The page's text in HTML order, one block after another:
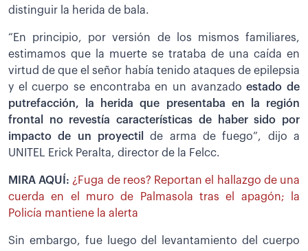
distinguir la herida de bala.
“En principio, por versión de los mismos familiares,
estimamos que la muerte se trataba de una caída en
virtud de que el señor había tenido ataques de epilepsia
y el cuerpo se encontraba en un avanzadoestado de
putrefacción, la herida que presentaba en la región
frontal no revestía características de haber sido por
impacto de un proyectil
de arma de fuego”, dijo a
UNITEL Erick Peralta, director de la Felcc.
MIRA AQUÍ:¿Fuga de reos? Reportan el hallazgo de una
cuerda en el muro de Palmasola tras el apagón; la
Policía mantiene la alerta
Sin embargo, fue luego del levantamiento del cuerpo